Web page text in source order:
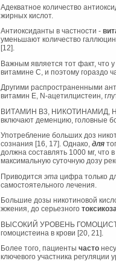
Адекватное количество
жирных кислот.
Антиоксиданты в частности -
уменьшают количество
[12].
Важным является тот факт, что
витамине С, и поэтому гораздо
Другими распространенными
витамин Е, N-ацетилцистеин,
ВИТАМИН В3, НИКОТИНАМИД,
включают деменцию, головные
Употребление больших доз
сознания [16, 17]. Однако, для
должна составлять 1000 мг, что в
максимальную суточную дозу
Приводится эта цифра только
самостоятельного лечения.
Большие дозы никотиновой
жжения, до серьезного токсикоза
ВЫСОКИЙ УРОВЕНЬ
гомоцистеина в крови [20, 21].
Более того, пациенты часто
ключевого участника регуляции